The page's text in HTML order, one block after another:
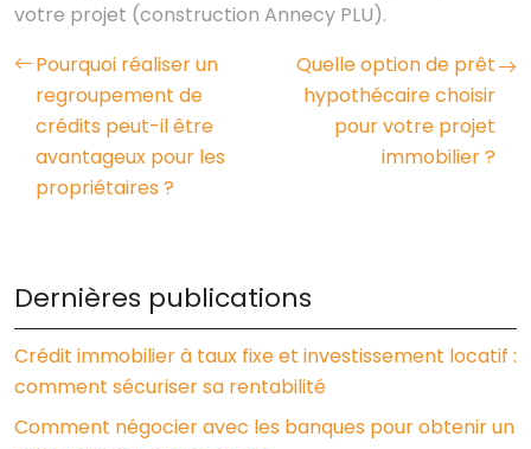
votre projet (construction Annecy PLU).
Pourquoi réaliser un
regroupement de
crédits peut-il être
avantageux pour les
propriétaires ?
Quelle option de prêt
hypothécaire choisir
pour votre projet
immobilier ?
Dernières publications
Crédit immobilier à taux fixe et investissement locatif :
comment sécuriser sa rentabilité
Comment négocier avec les banques pour obtenir un